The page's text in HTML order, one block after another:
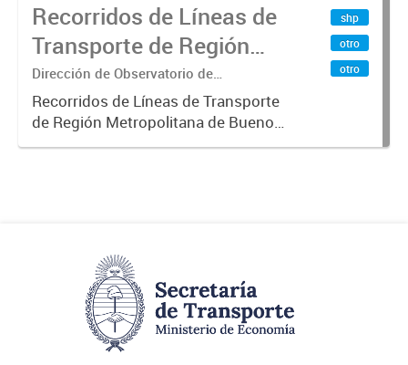
Recorridos de Líneas de
Transporte de Región
Metropolitana de
Buenos Aires (RMBA)
Dirección de Observatorio de
Transporte, Estudio y Sistemas
Recorridos de Líneas de Transporte
de Región Metropolitana de Buenos
Aires (RMBA).-
shp
otro
otro